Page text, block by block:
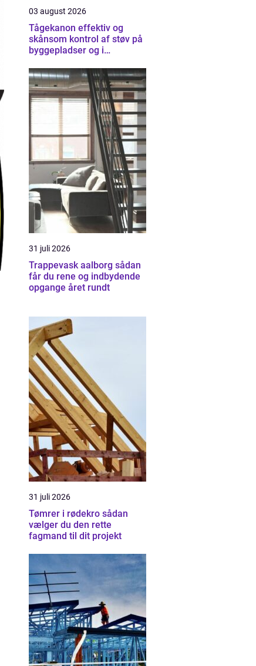
03 august 2026
Tågekanon effektiv og
skånsom kontrol af støv på
byggepladser og i
31 juli 2026
Trappevask aalborg sådan
får du rene og indbydende
opgange året rundt
31 juli 2026
Tømrer i rødekro sådan
vælger du den rette
fagmand til dit projekt